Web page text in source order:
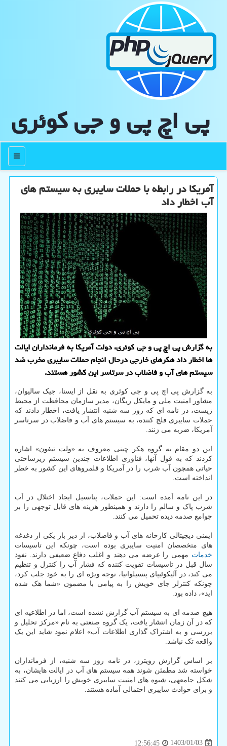
پی اچ پی و جی كوئری
منو
آمریکا در رابطه با حملات سایبری به سیستم های
آب اخطار داد
به گزارش پی اچ پی و جی کوئری، دولت آمریکا به فرمانداران ایالت
ها اخطار داد هکرهای خارجی درحال انجام حملات سایبری مخرب ضد
سیستم های آب و فاضلاب در سرتاسر این کشور هستند.
به گزارش پی اچ پی و جی کوئری به نقل از ایسنا، جیک سالیوان،
مشاور امنیت ملی و مایکل ریگان، مدیر سازمان محافظت از محیط
زیست، در نامه ای که روز سه شنبه انتشار یافت، اخطار دادند که
حملات سایبری فلج کننده، به سیستم های آب و فاضلاب در سرتاسر
آمریکا، ضربه می زنند.
این دو مقام به گروه هکر چینی معروف به «ولت تیفون» اشاره
کردند که به قول آنها، فناوری اطلاعات چندین سیستم زیرساختی
حیاتی همچون آب شرب را در آمریکا و قلمروهای این کشور به خطر
انداخته است.
در این نامه آمده است: این حملات، پتانسیل ایجاد اختلال در آب
شرب پاک و سالم را دارند و همینطور هزینه های قابل توجهی را بر
جوامع صدمه دیده تحمیل می کنند.
ایمنی دیجیتالی کارخانه های آب و فاضلاب، از دیر باز یکی از دغدغه
های متخصصان امنیت سایبری بوده است، چونکه این تاسیسات
خدمات مهمی را عرضه می دهند و اغلب دفاع ضعیفی دارند. نفوذ
سال قبل در تاسیسات تقویت کننده که فشار آب را کنترل و تنظیم
می کند، در آلیکوئیپای پنسیلوانیا، توجه ویژه ای را به خود جلب کرد،
چونکه کنترلر جای خویش را به پیامی با مضمون «شما هک شده
اید»، داده بود.
هیچ صدمه ای به سیستم آب گزارش نشده است، اما در اطلاعیه ای
که در آن زمان انتشار یافت، یک گروه صنعتی به نام «مرکز تحلیل و
بررسی و به اشتراک گذاری اطلاعات آب» اعلام نمود شاید این یک
واقعه تک نباشد.
بر اساس گزارش رویترز، در نامه روز سه شنبه، از فرمانداران
خواسته شد مطمئن شوند همه سیستم های آب در ایالت هایشان، به
شکل جامعهی، شیوه های امنیت سایبری خویش را ارزیابی می کنند
و برای حوادث سایبری احتمالی آماده هستند.
1403/01/03
12:56:45